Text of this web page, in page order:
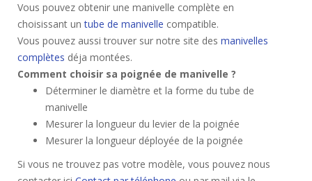
Vous pouvez obtenir une manivelle complète en
choisissant untube de manivelle compatible.
Vous pouvez aussi trouver sur notre site des manivelles
complètes déja montées.
Comment choisir sa poignée de manivelle ?
Déterminer le diamètre et la forme du tube de
manivelle
Mesurer la longueur du levier de la poignée
Mesurer la longueur déployée de la poignée
Si vous ne trouvez pas votre modèle, vous pouvez nous